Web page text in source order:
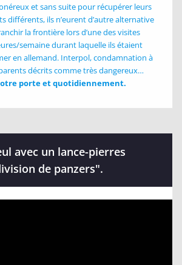
et sans suite pour récupérer leurs
différents, ils n’eurent d’autre alternative
la frontière lors d’une des visites
semaine durant laquelle ils étaient
en allemand. Interpol, condamnation à
décrits comme très dangereux…
porte et quotidiennement.
avec un lance-pierres
de panzers".